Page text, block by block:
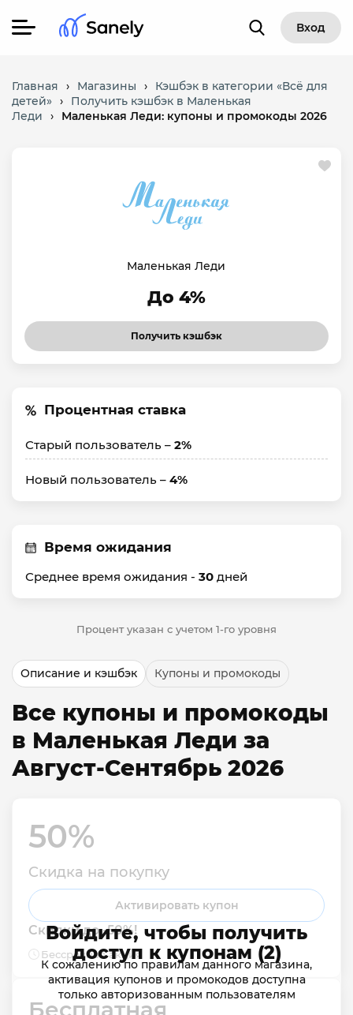
Вход
Главная › Магазины ›
Кэшбэк в категории «Всё для
детей» ›
Получить кэшбэк в Маленькая
Леди
› Маленькая Леди: купоны и промокоды 2026
Маленькая Леди
До 4%
Получить кэшбэк
Процентная ставка
Старый пользователь – 2%
Новый пользователь – 4%
Время ожидания
Среднее время ожидания - 30 дней
Процент указан с учетом 1-го уровня
Описание и кэшбэк Купоны и промокоды
Все купоны и промокоды
в Маленькая Леди за
Август-Сентябрь 2026
50%
Скидка на покупку
Активировать купон
Скидки до -50%!
Бессрочная акция
Бесплатная
Войдите, чтобы получить
доступ к купонам (2)
К сожалению по правилам данного магазина,
активация купонов и промокодов доступна
только авторизованным пользователям